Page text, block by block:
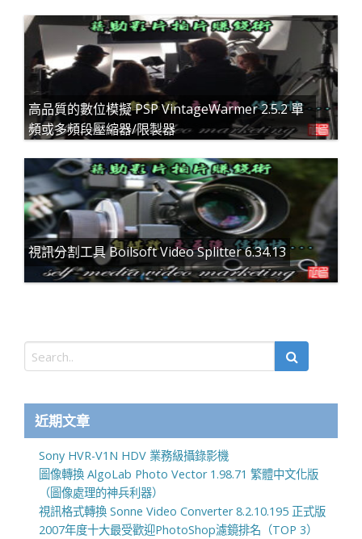
高品質的數位模擬 PSP VintageWarmer 2.5.2 單
頻或多頻段壓縮器/限製器
視訊分割工具 Boilsoft Video Splitter 6.34.13
近期文章
Sony HVR-V1N HDV 業務級攝錄影機
圖像轉換 AlgoLab Photo Vector 1.98.71 繁體中文化版
（圖像處理的神兵利器）
視訊格式轉換 Sonne Video Converter 8.2.10.195 正式版
2007年度十大最受歡迎PhotoShop濾鏡排名（TOP 3）